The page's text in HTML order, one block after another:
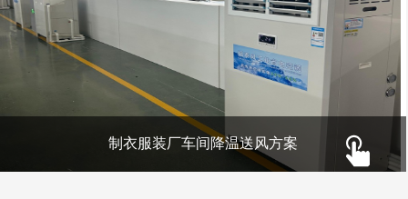
制衣服装厂车间降温送风方案